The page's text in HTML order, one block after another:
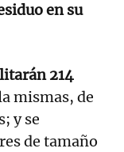
en su
214
mismas, de
y se
de tamaño